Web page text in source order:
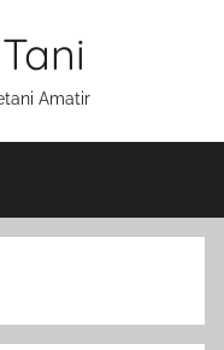
Amatir